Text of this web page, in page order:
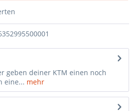
geben deiner KTM einen noch
eine... mehr